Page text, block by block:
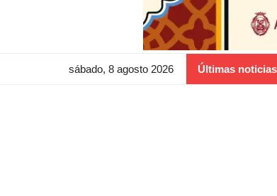
sábado, 8 agosto 2026 Últimas noticias